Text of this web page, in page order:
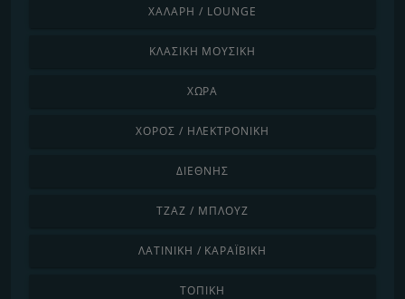
ΧΑΛΑΡΉ / LOUNGE
ΚΛΑΣΙΚΉ ΜΟΥΣΙΚΉ
ΧΏΡΑ
ΧΟΡΌΣ / ΗΛΕΚΤΡΟΝΙΚΉ
ΔΙΕΘΝΉΣ
ΤΖΑΖ / ΜΠΛΟΥΖ
ΛΑΤΙΝΙΚΉ / ΚΑΡΑΪΒΙΚΉ
ΤΟΠΙΚΉ